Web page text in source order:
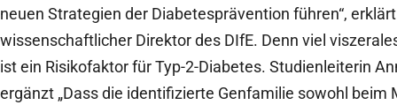
neuen Strategien der Diabetesprävention führen“,
wissenschaftlicher Direktor des DIfE. Denn viel
ist ein Risikofaktor für Typ-2-Diabetes. Studienleiterin
ergänzt „Dass die identifizierte Genfamilie sowohl beim